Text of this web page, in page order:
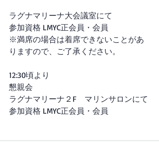
ラグナマリーナ大会議室にて
参加資格 LMYC正会員・会員
※満席の場合は着席できないことがあ
りますので、ご了承ください。
12:30頃より
懇親会
ラグナマリーナ２F　マリンサロンにて
参加資格 LMYC正会員・会員